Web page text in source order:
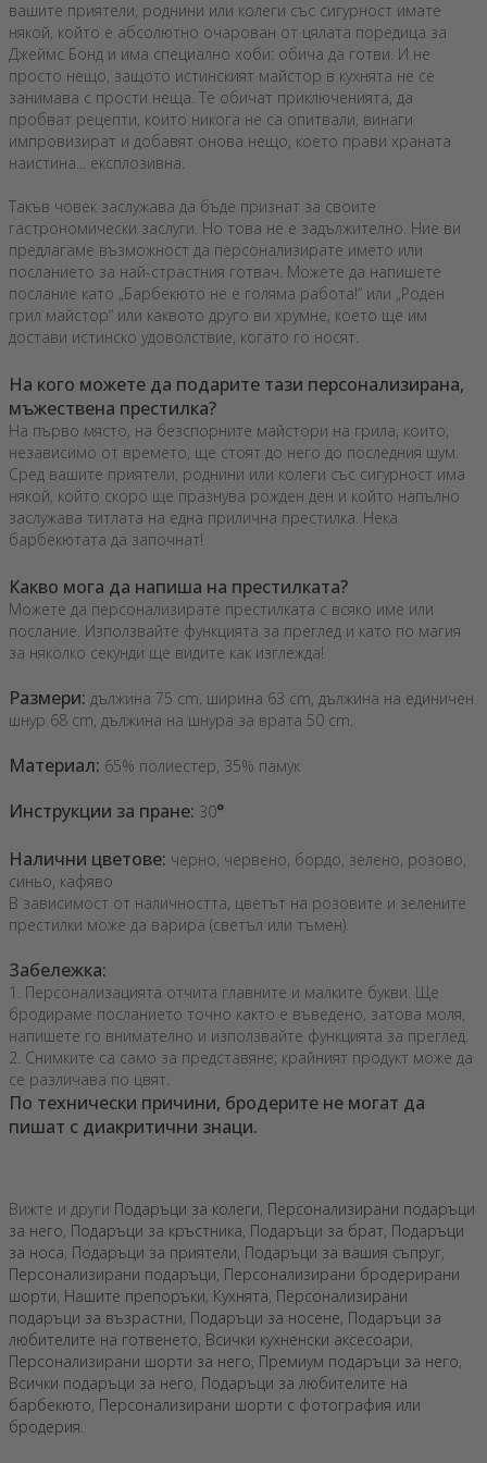
вашите приятели, роднини или колеги със сигурност имате
някой, който е абсолютно очарован от цялата поредица за
Джеймс Бонд и има специално хоби: обича да готви. И не
просто нещо, защото истинският майстор в кухнята не се
занимава с прости неща. Те обичат приключенията, да
пробват рецепти, които никога не са опитвали, винаги
импровизират и добавят онова нещо, което прави храната
наистина... експлозивна.
Такъв човек заслужава да бъде признат за своите
гастрономически заслуги. Но това не е задължително. Ние ви
предлагаме възможност да персонализирате името или
посланието за най-страстния готвач. Можете да напишете
послание като „Барбекюто не е голяма работа!“ или „Роден
грил майстор“ или каквото друго ви хрумне, което ще им
достави истинско удоволствие, когато го носят.
На кого можете да подарите тази персонализирана,
мъжествена престилка?
На първо място, на безспорните майстори на грила, които,
независимо от времето, ще стоят до него до последния шум.
Сред вашите приятели, роднини или колеги със сигурност има
някой, който скоро ще празнува рожден ден и който напълно
заслужава титлата на една прилична престилка. Нека
барбекютата да започнат!
Какво мога да напиша на престилката?
Можете да персонализирате престилката с всяко име или
послание. Използвайте функцията за преглед и като по магия
за няколко секунди ще видите как изглежда!
Размери: дължина 75 cm, ширина 63 cm, дължина на единичен
шнур 68 cm, дължина на шнура за врата 50 cm.
Материал: 65% полиестер, 35% памук
Инструкции за пране: 30°
Налични цветове: черно, червено, бордо, зелено, розово,
синьо, кафяво
В зависимост от наличността, цветът на розовите и зелените
престилки може да варира (светъл или тъмен).
Забележка:
1. Персонализацията отчита главните и малките букви. Ще
бродираме посланието точно както е въведено, затова моля,
напишете го внимателно и използвайте функцията за преглед.
2. Снимките са само за представяне; крайният продукт може да
се различава по цвят.
По технически причини, бродерите не могат да
пишат с диакритични знаци.
Вижте и други Подаръци за колеги, Персонализирани подаръци
за него, Подаръци за кръстника, Подаръци за брат, Подаръци
за носа, Подаръци за приятели, Подаръци за вашия съпруг,
Персонализирани подаръци, Персонализирани бродерирани
шорти, Нашите препоръки, Кухнята, Персонализирани
подаръци за възрастни, Подаръци за носене, Подаръци за
любителите на готвенето, Всички кухненски аксесоари,
Персонализирани шорти за него, Премиум подаръци за него,
Всички подаръци за него, Подаръци за любителите на
барбекюто, Персонализирани шорти с фотография или
бродерия.